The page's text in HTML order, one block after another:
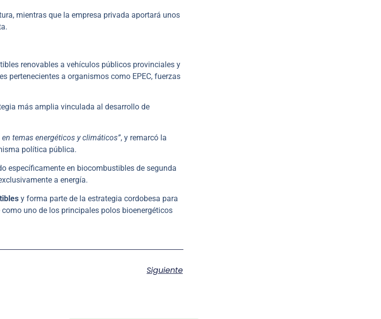
mientras que la empresa privada aportará unos
renovables a vehículos públicos provinciales y
pertenecientes a organismos como EPEC, fuerzas
más amplia vinculada al desarrollo de
temas energéticos y climáticos”, y remarcó la
política pública.
específicamente en biocombustibles de segunda
a energía.
y forma parte de la estrategia cordobesa para
uno de los principales polos bioenergéticos
Siguiente